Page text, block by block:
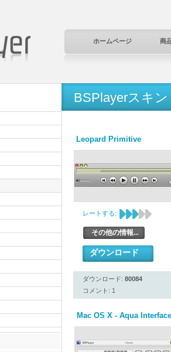
ホームページ 商
BSPlayerスキン
Leopard Primitive
レートする:
その他の情報...
ダウンロード
ダウンロード: 80084
コメント: 1
Mac OS X - Aqua Interface